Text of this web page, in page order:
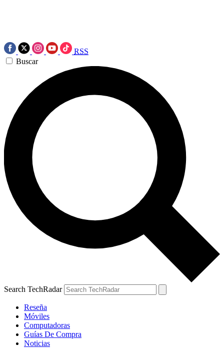
RSS
Buscar
Search TechRadar
Reseña
Móviles
Computadoras
Guías De Compra
Noticias